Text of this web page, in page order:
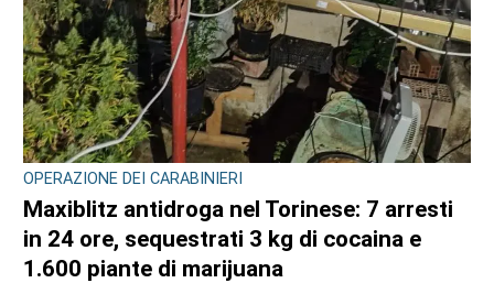
OPERAZIONE DEI CARABINIERI
Maxiblitz antidroga nel Torinese: 7 arresti
in 24 ore, sequestrati 3 kg di cocaina e
1.600 piante di marijuana